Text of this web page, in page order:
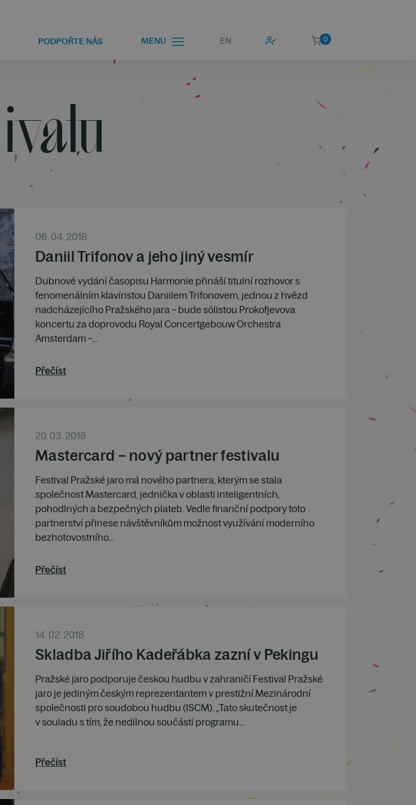
PODPOŘTE NÁS MENU EN 0
06. 04. 2018
Daniil Trifonov a jeho jiný vesmír
Dubnové vydání časopisu Harmonie přináší titulní rozhovor s
fenomenálním klavíristou Daniilem Trifonovem, jednou z hvězd
nadcházejícího Pražského jara – bude sólistou Prokofjevova
koncertu za doprovodu Royal Concertgebouw Orchestra
Amsterdam –...
Přečíst
20. 03. 2018
Mastercard – nový partner festivalu
Festival Pražské jaro má nového partnera, kterým se stala
společnost Mastercard, jednička v oblasti inteligentních,
pohodlných a bezpečných plateb. Vedle finanční podpory toto
partnerství přinese návštěvníkům možnost využívání moderního
bezhotovostního...
Přečíst
14. 02. 2018
Skladba Jiřího Kadeřábka zazní v Pekingu
Pražské jaro podporuje českou hudbu v zahraničí Festival Pražské
jaro je jediným českým reprezentantem v prestižní Mezinárodní
společnosti pro soudobou hudbu (ISCM). „Tato skutečnost je
v souladu s tím, že nedílnou součástí programu...
Přečíst